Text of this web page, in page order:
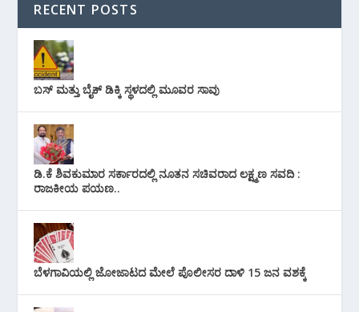
RECENT POSTS
ಬಸ್ ಮತ್ತು ಬೈಕ್ ಡಿಕ್ಕಿ ಸ್ಥಳದಲ್ಲಿ ಮೂವರ ಸಾವು
ಡಿ.ಕೆ ಶಿವಕುಮಾರ ಸರ್ಕಾರದಲ್ಲಿ ನೂತನ ಸಚಿವರಾದ ಲಕ್ಷ್ಮಣ ಸವದಿ :
ರಾಜಕೀಯ ಪಯಣ..
ಬೆಳಗಾವಿಯಲ್ಲಿ ಜೋಜಾಟದ ಮೇಲೆ ಪೊಲೀಸರ ದಾಳಿ 15 ಜನ ವಶಕ್ಕೆ